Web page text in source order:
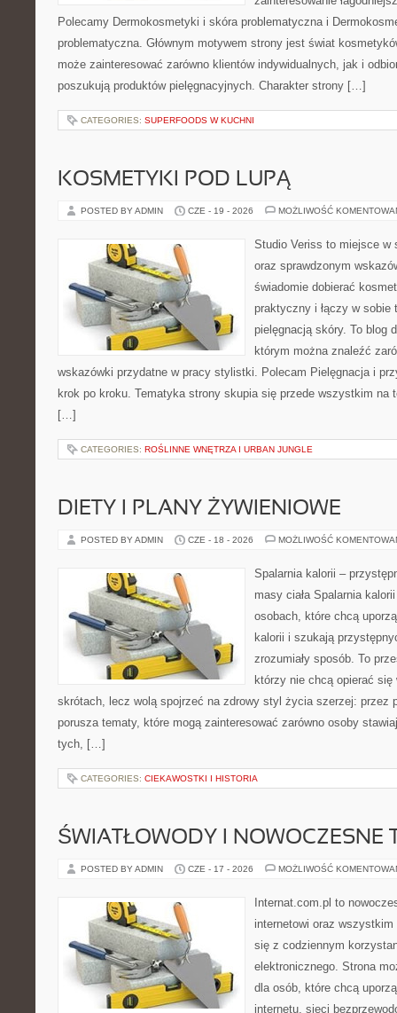
Polecamy Dermokosmetyki i skóra problematyczna i
problematyczna. Głównym motywem strony jest świat
może zainteresować zarówno klientów indywidualnych, jak i
poszukują produktów pielęgnacyjnych. Charakter strony […]
CATEGORIES: SUPERFOODS W KUCHNI
KOSMETYKI POD LUPĄ
POSTED BY ADMIN CZE - 19 - 2026 MOŻLIWOŚĆ
Studio Veriss to miejsce w
oraz sprawdzonym
świadomie dobierać
praktyczny i łączy w sobie
pielęgnacją skóry. To blog
którym można znaleźć
wskazówki przydatne w pracy stylistki. Polecam Pielęgnacja i
krok po kroku. Tematyka strony skupia się przede wszystkim na
[…]
CATEGORIES: ROŚLINNE WNĘTRZA I URBAN JUNGLE
DIETY I PLANY ŻYWIENIOWE
POSTED BY ADMIN CZE - 18 - 2026 MOŻLIWOŚĆ
Spalarnia kalorii –
masy ciała Spalarnia
osobach, które chcą
kalorii i szukają
zrozumiały sposób. To
którzy nie chcą opierać się
skrótach, lecz wolą spojrzeć na zdrowy styl życia szerzej: przez
porusza tematy, które mogą zainteresować zarówno osoby
tych, […]
CATEGORIES: CIEKAWOSTKI I HISTORIA
ŚWIATŁOWODY I NOWOCZESNE
POSTED BY ADMIN CZE - 17 - 2026 MOŻLIWOŚĆ
Internat.com.pl to
internetowi oraz
się z codziennym
elektronicznego. Strona
dla osób, które chcą
internetu, sieci